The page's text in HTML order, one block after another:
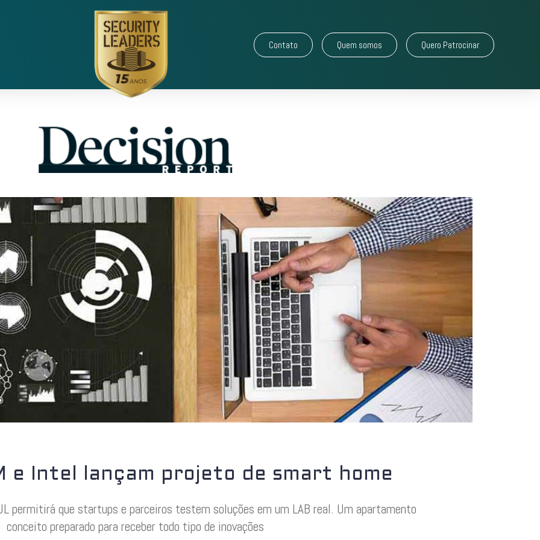
Contato Quem somos Quero Patrocinar
e Intel lançam projeto de smart home
permitirá que startups e parceiros testem soluções em um LAB real. Um apartamento
conceito preparado para receber todo tipo de inovações